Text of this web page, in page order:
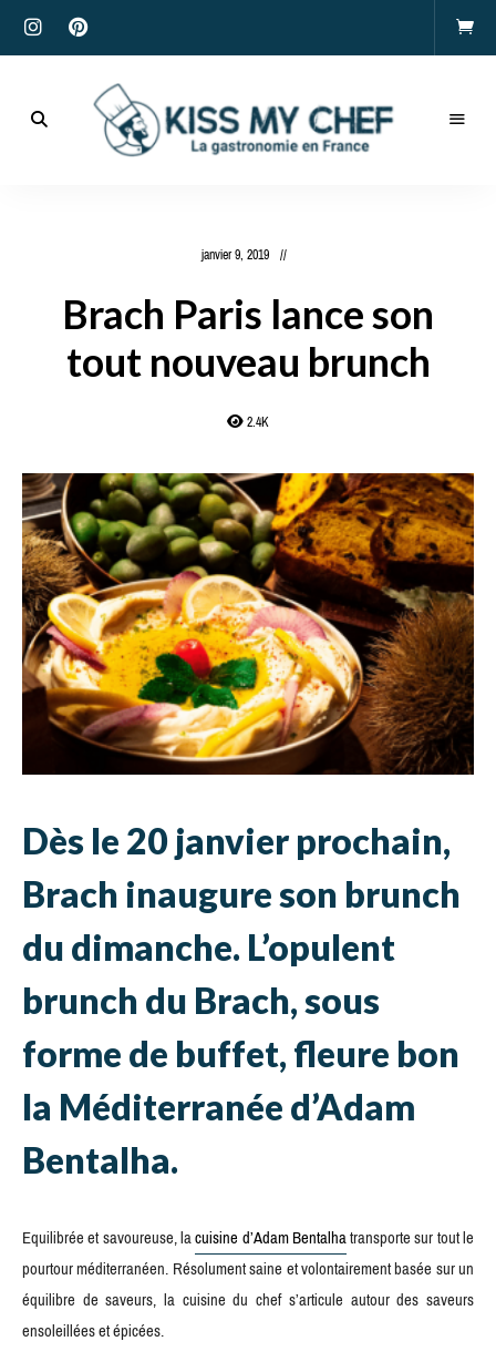
janvier 9, 2019
Brach Paris lance son
tout nouveau brunch
2.4K
Dès le 20 janvier prochain,
Brach inaugure son brunch
du dimanche. L’opulent
brunch du Brach, sous
forme de buffet, fleure bon
la Méditerranée d’Adam
Bentalha.
Equilibrée et savoureuse, lacuisine d’Adam Bentalhatransporte sur tout le
pourtour méditerranéen. Résolument saine et volontairement basée sur un
équilibre de saveurs, la cuisine du chef s’articule autour des saveurs
ensoleillées et épicées.